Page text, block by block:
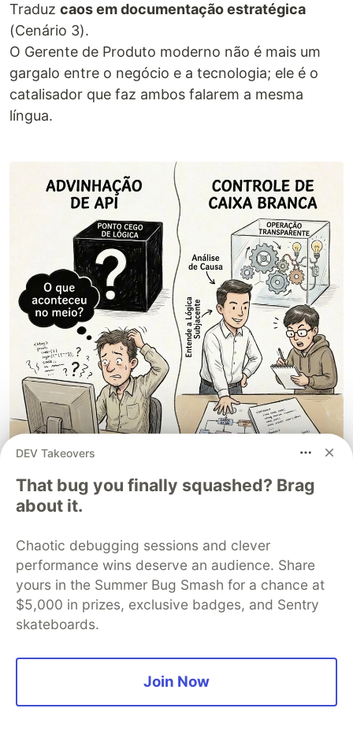
Traduz caos em documentação estratégica
(Cenário 3).
O Gerente de Produto moderno não é mais um
gargalo entre o negócio e a tecnologia; ele é o
catalisador que faz ambos falarem a mesma
língua.
Cenário 4: Análise de Concorrência e
Inteligência de Mercado
O método de "rascunho espontâneo" não serve
apenas para documentar seus próprios projetos;
Benchmarking.
Antigamente, fazer pesquisa de mercado era um
processo engessado: você se preocupava com a
DEV Takeovers
That bug you finally squashed? Brag
about it.
Chaotic debugging sessions and clever
performance wins deserve an audience. Share
yours in the Summer Bug Smash for a chance at
$5,000 in prizes, exclusive badges, and Sentry
skateboards.
Join Now